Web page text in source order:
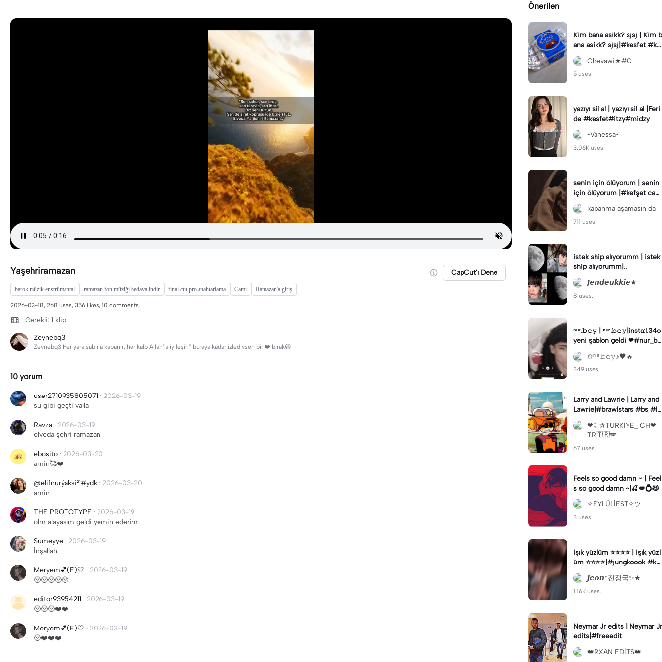
Yaşehriramazan CapCut'ı Dene
barok müzik enstrümantal ramazan fon müziği bedava indir final cut pro anahtarlama Cami Ramazan'a giriş
2026-03-18, 268 uses, 356 likes, 10 comments.
Gerekli: 1 klip
Zeynebq3
Zeynebq3 Her yara sabırla kapanır, her kalp Allah’la iyileşir.” buraya kadar izlediysen bir ❤️ bırak😀
10 yorum
user2710935805071 · 2026-03-19
su gibi geçti valla
Ravza · 2026-03-19
elveda şehri ramazan
ebosito · 2026-03-20
amin🥰❤️
@əlifnurýaksi²¹#ydk · 2026-03-20
amin
THE PROTOTYPE · 2026-03-19
olm alayasım geldi yemin ederim
Sümeyye · 2026-03-19
İnşallah
Meryem💕(E)🤍 · 2026-03-19
🥺🥺🥺🥺🥺
editor93954211 · 2026-03-19
🥺🥺🥺❤️❤️
Meryem💕(E)🤍 · 2026-03-19
🥺❤️❤️❤️
Önerilen
Kim bana asikk? sjsj | Kim b
ana asikk? sjsj|#kesfet #ke
sfetteyiz #capcut #Ece
Chevawi★#C
5 uses.
yazıyı sil al | yazıyı sil al |Feri
de #kesfet#itzy#midzy
•Vanessa•
3.06K uses.
senin için ölüyorum | senin
için ölüyorum |#kefşet cap
cut benin öne çıkar kefşet k
efşet 🥲kapanma aşamasın da
711 uses.
istek ship alıyorumm | istek
ship alıyorumm|..
𝙅𝙚𝙣𝙙𝙚𝙪𝙠𝙠𝙞𝙚★
8 uses.
ⁿᵘʳ.𝚋𝚎𝚢 | ⁿᵘʳ.𝚋𝚎𝚢|insta:l.34o
yeni şablon geldi ❤#nur_be
y
✩ⁿᵘʳ.𝚋𝚎𝚢♪🖤🔥
349 uses.
Larry and Lawrie | Larry and
Lawrie|#brawlstars #bs #la
rryandlawrie #animation
❤︎︎☾✰TURKİYE_ CH❤︎︎
TR🇹🇷🪽
67 uses.
Feels so good damn ~ | Feel
s so good damn ~|🍒💋💍😻
✧EYLÜLİEST✧ツ
3 uses.
Işık yüzlüm ⭐️⭐️⭐️⭐️ | Işık yüzl
üm ⭐️⭐️⭐️⭐️|#jungkoook #ke
şfetbeniöneçıkart #jk#keşf
etbeniöneçıkar
𝙅𝙚𝙤𝙣*전정국✨★
1.16K uses.
Neymar Jr edits | Neymar Jr
edits|#freeedit
👑RXAN EDİTS👑